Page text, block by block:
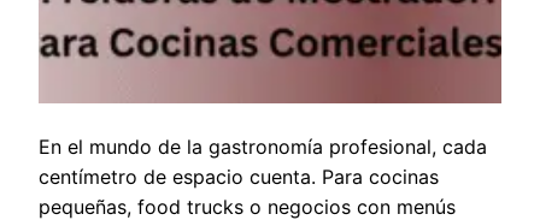
En el mundo de la gastronomía profesional, cada
centímetro de espacio cuenta. Para cocinas
pequeñas, food trucks o negocios con menús